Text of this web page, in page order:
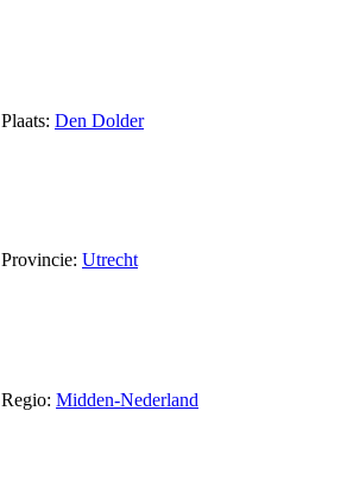
Plaats: Den Dolder
Provincie: Utrecht
Regio: Midden-Nederland